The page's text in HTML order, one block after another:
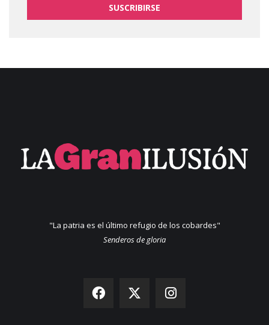
SUSCRIBIRSE
"La patria es el último refugio de los cobardes"
Senderos de gloria